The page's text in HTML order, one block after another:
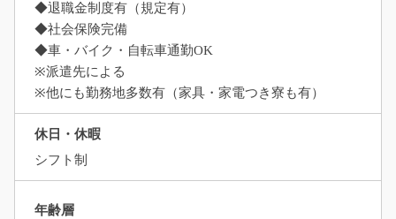
◆退職金制度有（規定有）
◆社会保険完備
◆車・バイク・自転車通勤OK
※派遣先による
※他にも勤務地多数有（家具・家電つき寮も有）
休日・休暇
シフト制
年齢層